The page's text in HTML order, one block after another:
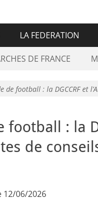
LA FEDERATION
DE FRANCE
de football : la DGCCRF et
: la
de
12/06/2026